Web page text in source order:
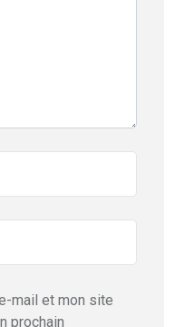
mail et mon site
prochain